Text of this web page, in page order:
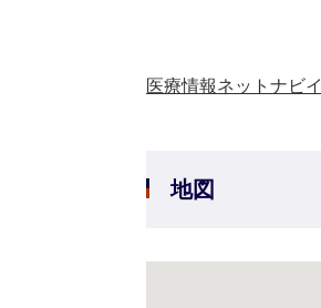
医療情報ネットナビイ
地図